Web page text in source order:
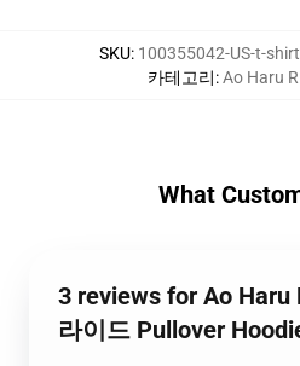
SKU: 100355042-US-t-
카테고리:Ao Haru
What
3 reviews for Ao Haru
라이드 Pullover